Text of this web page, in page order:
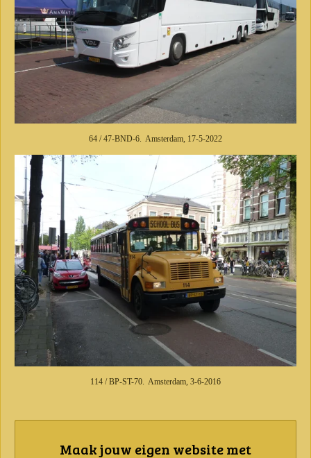
64 / 47-BND-6. Amsterdam, 17-5-2022
114 / BP-ST-70. Amsterdam, 3-6-2016
Maak jouw eigen website met